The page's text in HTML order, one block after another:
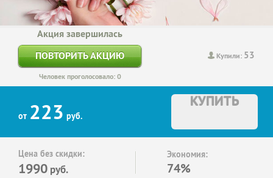
Купили: 53
Акция завершилась
ПОВТОРИТЬ АКЦИЮ
Человек проголосовало: 0
от 223 руб.
КУПИТЬ
Цена без скидки:
1990 руб.
Экономия:
74%